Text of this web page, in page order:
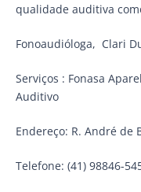
qualidade auditiva
Fonoaudióloga, Clari
Serviços : Fonasa
Auditivo
Endereço: R. André de
Telefone: (41) 98846-